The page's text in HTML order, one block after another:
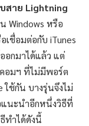
สาย Lightning
Windows หรือ
เชื่อมต่อกับ iTunes
อกมาได้แล้ว แต่
อมฯ ที่ไม่มีพอร์ต
ช้กัน บางรุ่นจึงไม่
แนะนำอีกหนึ่งวิธีที่
ทำได้ดังนี้